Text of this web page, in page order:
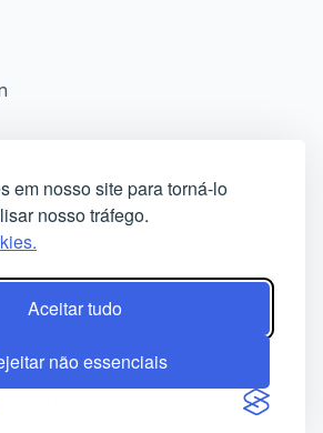
em nosso site para torná-lo
nosso tráfego.
Aceitar tudo
não essenciais
suas fotos das plataformas
All rights reserved.